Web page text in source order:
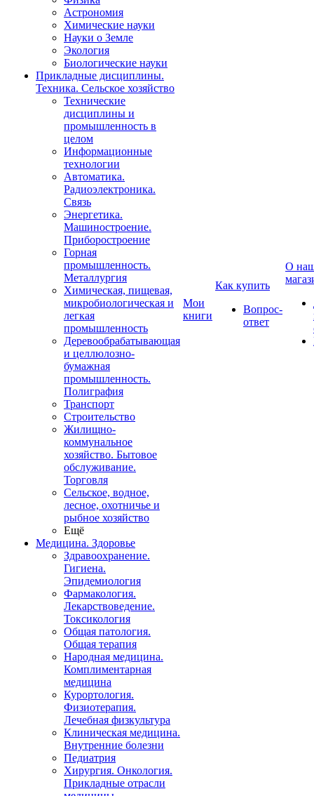
Астрономия
Химические науки
Науки о Земле
Экология
Биологические науки
Прикладные дисциплины.
Техника. Сельское хозяйство
Технические
дисциплины и
промышленность в
целом
Информационные
технологии
Автоматика.
Радиоэлектроника.
Связь
Энергетика.
Машиностроение.
Приборостроение
Горная
промышленность.
Металлургия
Химическая, пищевая,
микробиологическая и
легкая
промышленность
Деревообрабатывающая
и целлюлозно-
бумажная
промышленность.
Полиграфия
Транспорт
Строительство
Жилищно-
коммунальное
хозяйство. Бытовое
обслуживание.
Торговля
Сельское, водное,
лесное, охотничье и
рыбное хозяйство
Ещё
Медицина. Здоровье
Здравоохранение.
Гигиена.
Эпидемиология
Фармакология.
Лекарствоведение.
Токсикология
Общая патология.
Общая терапия
Народная медицина.
Комплиментарная
медицина
Курортология.
Физиотерапия.
Лечебная физкультура
Клиническая медицина.
Внутренние болезни
Педиатрия
Хирургия. Онкология.
Прикладные отрасли
Мои
книги
Как купить
Вопрос-
ответ
О